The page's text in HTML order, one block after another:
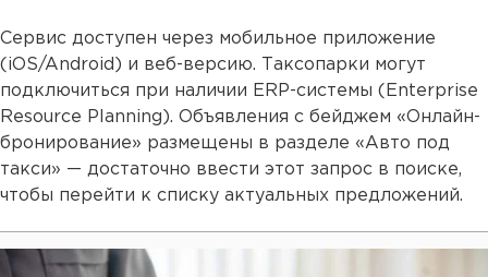
Сервис доступен через мобильное приложение
(iOS/Android) и веб-версию. Таксопарки могут
подключиться при наличии ERP-системы (Enterprise
Resource Planning). Объявления с бейджем «Онлайн-
бронирование» размещены в разделе «Авто под
такси» — достаточно ввести этот запрос в поиске,
чтобы перейти к списку актуальных предложений.